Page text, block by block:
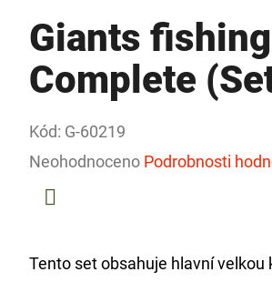
Giants
Complete
Kód: G-60219
Průměrné
hodnocení
Neohodnoceno Podrobnosti
Tento set obsahuje hlavní